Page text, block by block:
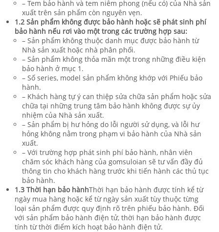
– Tem bảo hành và tem niêm phong (nếu có) của Nhà sản
xuất trên sản phẩm còn nguyên vẹn.
1.2 Sản phẩm không được bảo hành hoặc sẽ phát sinh phí
bảo hành nếu rơi vào một trong các trường hợp sau:
– Sản phẩm không thuộc danh mục được bảo hành từ
Nhà sản xuất hoặc nhà phân phối.
– Sản phẩm không thỏa mãn một trong những điều kiện
bảo hành ở mục 1.
– Số series, model sản phẩm không khớp với Phiếu bảo
hành.
– Khách hàng tự ý can thiệp sửa chữa sản phẩm hoặc sửa
chữa tại những trung tâm bảo hành không được sự ủy
nhiệm của Nhà sản xuất.
– Sản phẩm bị hư hỏng do lỗi người sử dụng, và lỗi hư
hỏng không nằm trong phạm vi bảo hành của Nhà sản
xuất.
– Với trường hợp phát sinh phí bảo hành, nhân viên
chăm sóc khách hàng của gomsuloian sẽ tư vấn đầy đủ
thông tin cho khách hàng trước khi tiến hành các thủ tục
bảo hành.
1.3 Thời hạn bảo hànhThời hạn bảo hành được tính kể từ
ngày mua hàng hoặc kể từ ngày sản xuất tùy thuộc từng
loại sản phẩm được quy định rõ trên phiếu bảo hành. Đối
với sản phẩm bảo hành điện tử, thời hạn bảo hành được
tính từ thời điểm kích hoạt bảo hành điện tử.